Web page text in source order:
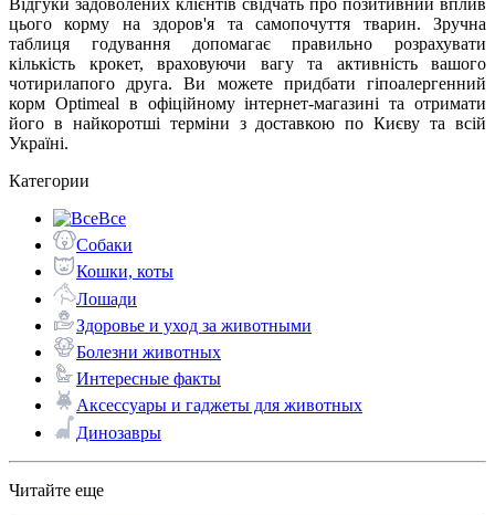
Відгуки задоволених клієнтів свідчать про позитивний вплив
цього корму на здоров'я та самопочуття тварин. Зручна
таблиця годування допомагає правильно розрахувати
кількість крокет, враховуючи вагу та активність вашого
чотирилапого друга. Ви можете придбати гіпоалергенний
корм Optimeal в офіційному інтернет-магазині та отримати
його в найкоротші терміни з доставкою по Києву та всій
Україні.
Категории
Все
Собаки
Кошки, коты
Лошади
Здоровье и уход за животными
Болезни животных
Интересные факты
Аксессуары и гаджеты для животных
Динозавры
Читайте еще